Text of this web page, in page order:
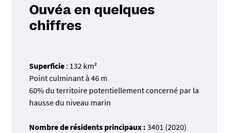
Ouvéa en quelques
chiffres
Superficie : 132 km²
Point culminant à 46 m
60% du territoire potentiellement concerné par la
hausse du niveau marin
Nombre de résidents principaux : 3401 (2020)